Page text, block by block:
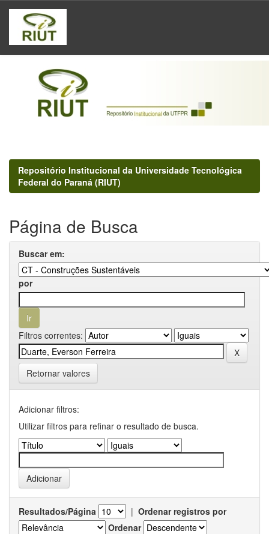
Skip
navigation
Repositório Institucional da Universidade Tecnológica
Federal do Paraná (RIUT)
Página de Busca
Buscar em:
por
Filtros correntes:
Retornar valores
Adicionar filtros:
Utilizar filtros para refinar o resultado de busca.
Resultados/Página | Ordenar registros por
Ordenar